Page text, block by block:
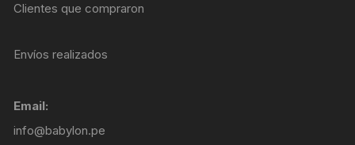
Clientes que compraron
Envíos realizados
Email:
info@babylon.pe